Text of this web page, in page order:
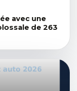
avec une
de 263